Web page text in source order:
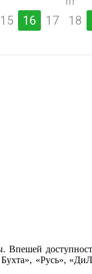
15 16 17 18
«Русь»,